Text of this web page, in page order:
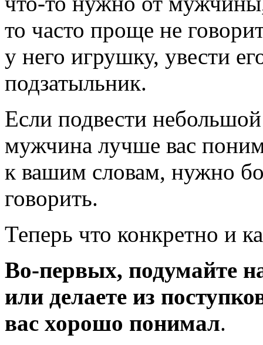
то часто проще не
у него игрушку, увести
подзатыльник.
Если подвести
мужчина лучше вас
к вашим словам, нужно
говорить.
Теперь что конкретно и
Во-первых, подумайте
или делаете из
вас хорошо понимал.